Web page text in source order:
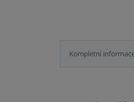
Kompletní